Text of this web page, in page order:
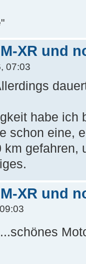
XR und
07:03
habe ich
schon eine,
gefahren,
XR und